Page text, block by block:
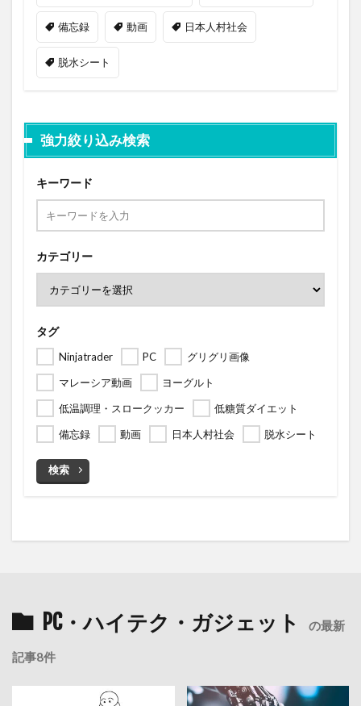
備忘録 動画 日本人村社会
脱水シート
強力絞り込み検索
キーワード
カテゴリー
タグ
Ninjatrader PC
グリグリ画像
マレーシア動画
ヨーグルト
低温調理・スロークッカー
低糖質ダイエット
備忘録
動画 日本人村社会 脱水シート
検索
PC・ハイテク・ガジェット の最新
記事8件